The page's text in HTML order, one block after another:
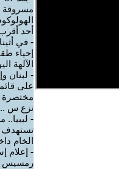
مسروقة
أحد
- في
إحياء
الآلهة
- لبنان
على
مختصرة
نزع س
- ليبيا..
تستهدف
الخام
- إعلام
رمسيس